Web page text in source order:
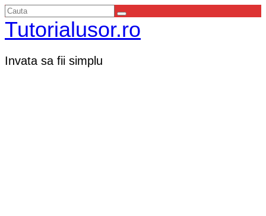
Tutorialusor.ro
Invata sa fii simplu